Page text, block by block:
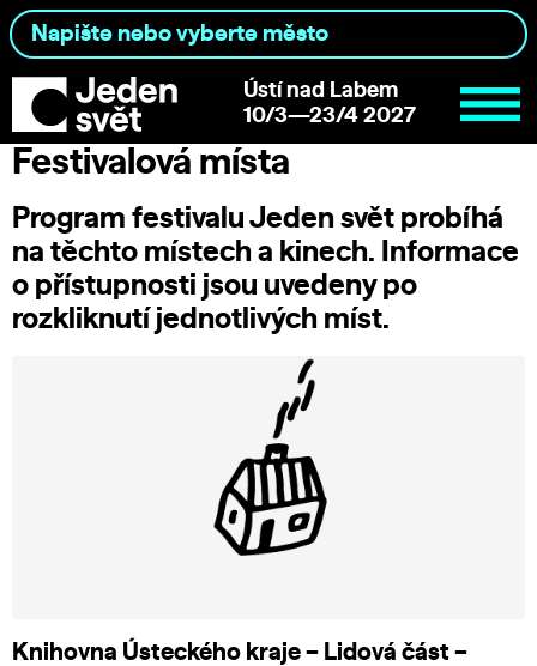
Ústí nad Labem
10/3—23/4 2027
Festivalová místa
Program festivalu Jeden svět probíhá
na těchto místech a kinech. Informace
o přístupnosti jsou uvedeny po
rozkliknutí jednotlivých míst.
Knihovna Ústeckého kraje – Lidová část –